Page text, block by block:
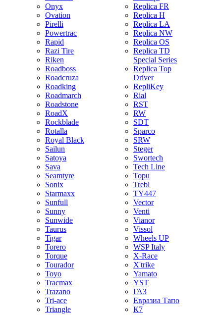
Onyx
Ovation
Pirelli
Powertrac
Rapid
Razi Tire
Riken
Roadboss
Roadcruza
Roadking
Roadmarch
Roadstone
RoadX
Rockblade
Rotalla
Royal Black
Sailun
Satoya
Sava
Seamtyre
Sonix
Starmaxx
Sunfull
Sunny
Sunwide
Taurus
Tigar
Torero
Torque
Tourador
Toyo
Tracmax
Trazano
Tri-ace
Triangle
Replica FR
Replica H
Replica LA
Replica NW
Replica OS
Replica TD
Special Series
Replica Top
Driver
RepliKey
Rial
RST
RW
SDT
Sparco
SRW
Steger
Swortech
Tech Line
Topu
Trebl
TY447
Vector
Venti
Vianor
Vissol
Wheels UP
WSP Italy
X-Race
X'trike
Yamato
YST
ГАЗ
Евразиа Тапо
К7